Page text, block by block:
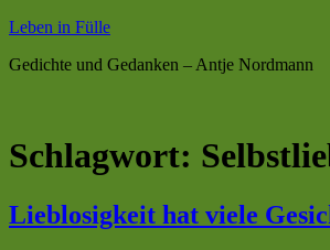
Leben in Fülle
Gedichte und Gedanken – Antje Nordmann
Schlagwort:
Lieblosigkeit hat viele